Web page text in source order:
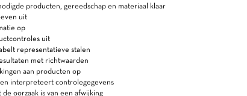
producten, gereedschap en materiaal klaar
uit
op
uit
representatieve stalen
met richtwaarden
aan producten op
interpreteert controlegegevens
de oorzaak is van een afwijking